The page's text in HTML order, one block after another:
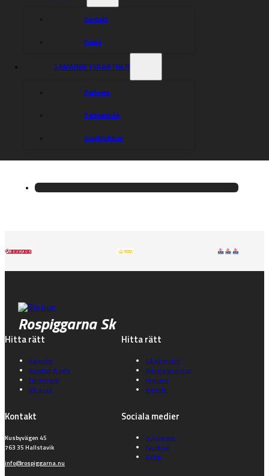
Kontakt
Press
SAMARBETSPARTNER
Partners
Partnerlista
Guldklubben
Rospiggarna Sk
Hitta rätt
Kalender
Biljetter & info
Föreningen
Våra lag
Hitta rätt
Gå på match
Speedwayskolan
Historia
Kontakt
Kontakt
Kusbyvägen 45
763 35 Hallstavik
info@rospiggarna.nu
Sociala medier
Instagram
Facebook
TikTok